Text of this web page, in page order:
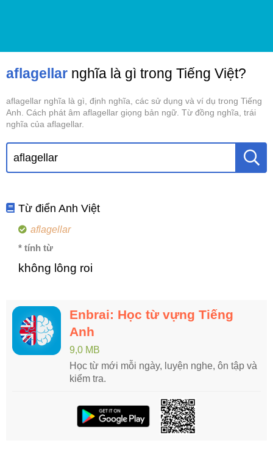
aflagellar nghĩa là gì trong Tiếng Việt?
aflagellar nghĩa là gì, định nghĩa, các sử dụng và ví dụ trong Tiếng
Anh. Cách phát âm aflagellar giọng bản ngữ. Từ đồng nghĩa, trái
nghĩa của aflagellar.
Từ điển Anh Việt
aflagellar
* tính từ
không lông roi
Enbrai: Học từ vựng Tiếng
Anh
9,0 MB
Học từ mới mỗi ngày, luyện nghe, ôn tập và
kiểm tra.